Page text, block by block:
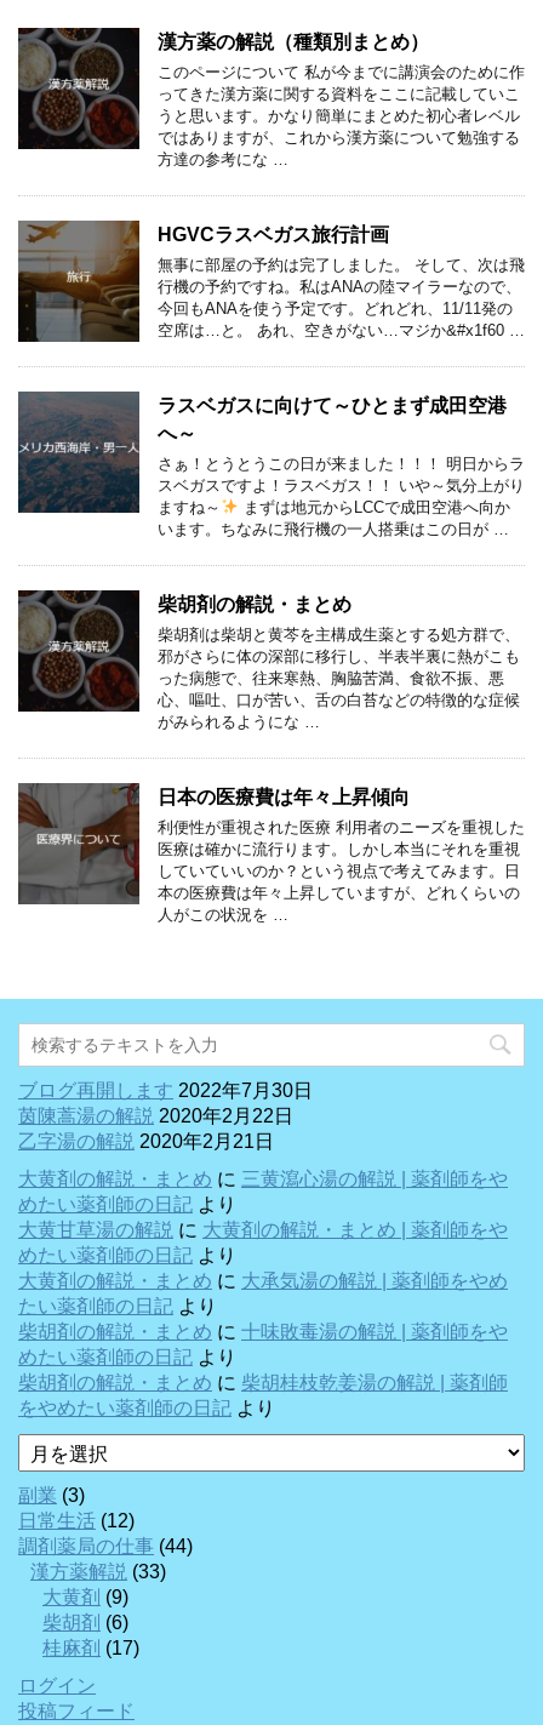
漢方薬の解説（種類別まとめ）
このページについて 私が今までに講演会のために作
ってきた漢方薬に関する資料をここに記載していこ
うと思います。かなり簡単にまとめた初心者レベル
ではありますが、これから漢方薬について勉強する
方達の参考にな …
HGVCラスベガス旅行計画
無事に部屋の予約は完了しました。 そして、次は飛
行機の予約ですね。私はANAの陸マイラーなので、
今回もANAを使う予定です。どれどれ、11/11発の
空席は…と。 あれ、空きがない…マジか&#x1f60 …
ラスベガスに向けて～ひとまず成田空港
へ～
さぁ！とうとうこの日が来ました！！！ 明日からラ
スベガスですよ！ラスベガス！！ いや～気分上がり
ますね～
まずは地元からLCCで成田空港へ向か
います。ちなみに飛行機の一人搭乗はこの日が …
柴胡剤の解説・まとめ
柴胡剤は柴胡と黄芩を主構成生薬とする処方群で、
邪がさらに体の深部に移行し、半表半裏に熱がこも
った病態で、往来寒熱、胸脇苦満、食欲不振、悪
心、嘔吐、口が苦い、舌の白苔などの特徴的な症候
がみられるようにな …
日本の医療費は年々上昇傾向
利便性が重視された医療 利用者のニーズを重視した
医療は確かに流行ります。しかし本当にそれを重視
していていいのか？という視点で考えてみます。日
本の医療費は年々上昇していますが、どれくらいの
人がこの状況を …
ブログ再開します 2022年7月30日
茵陳蒿湯の解説 2020年2月22日
乙字湯の解説 2020年2月21日
大黄剤の解説・まとめ に 三黄瀉心湯の解説 | 薬剤師をや
めたい薬剤師の日記 より
大黄甘草湯の解説 に 大黄剤の解説・まとめ | 薬剤師をや
めたい薬剤師の日記 より
大黄剤の解説・まとめ に 大承気湯の解説 | 薬剤師をやめ
たい薬剤師の日記 より
柴胡剤の解説・まとめ に 十味敗毒湯の解説 | 薬剤師をや
めたい薬剤師の日記 より
柴胡剤の解説・まとめ に 柴胡桂枝乾姜湯の解説 | 薬剤師
をやめたい薬剤師の日記 より
ア
ー
カ
イ
ブ
副業 (3)
日常生活 (12)
調剤薬局の仕事 (44)
漢方薬解説 (33)
大黄剤 (9)
柴胡剤 (6)
桂麻剤 (17)
ログイン
投稿フィード